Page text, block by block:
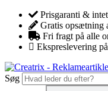
Videre
indhold
Prisgaranti &
Gratis opsætning
Fri fragt på alle
Ekspreslevering
Søg